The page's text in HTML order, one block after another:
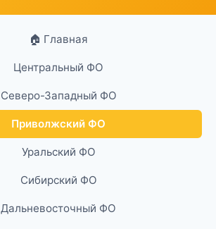
🏠 Главная
Центральный ФО
Северо-Западный ФО
Приволжский ФО
Уральский ФО
Сибирский ФО
Дальневосточный ФО